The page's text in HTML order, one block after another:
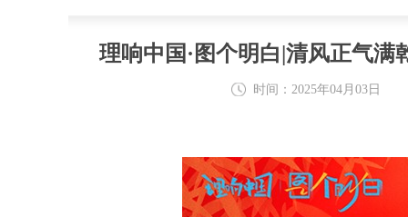
理响中国·图个明白|清风正气
时间：2025年04月03日